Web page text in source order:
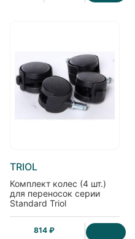
TRIOL
Комплект колес (4 шт.)
для переносок серии
Standard Triol
814 ₽